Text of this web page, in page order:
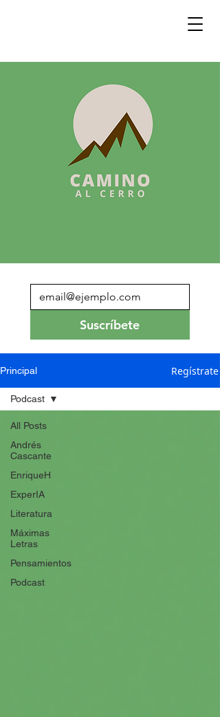
Suscríbete
Principal Regístrate
All Posts
Andrés
Cascante
EnriqueH
ExperIA
Literatura
Máximas
Letras
Pensamientos
Podcast
Podcast